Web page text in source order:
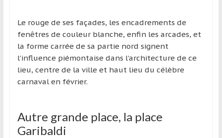
Le rouge de ses façades, les encadrements de
fenêtres de couleur blanche, enfin les arcades, et
la forme carrée de sa partie nord signent
l’influence piémontaise dans l’architecture de ce
lieu, centre de la ville et haut lieu du célèbre
carnaval en février.
Autre grande place, la place
Garibaldi